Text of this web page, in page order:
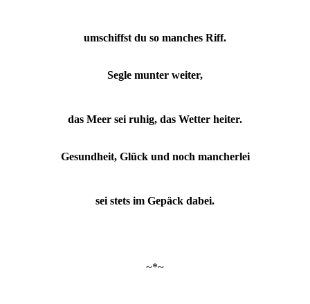
umschiffst du so manches Riff.
Segle munter weiter,
das Meer sei ruhig, das Wetter heiter.
Gesundheit, Glück und noch mancherlei
sei stets im Gepäck dabei.
~*~